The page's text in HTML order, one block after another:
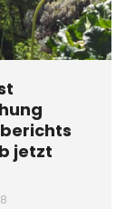
jetzt